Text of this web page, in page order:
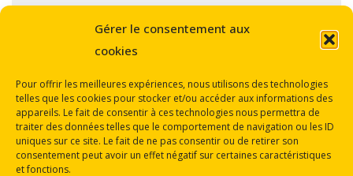
Gérer le consentement aux
cookies
Pour offrir les meilleures expériences, nous utilisons des technologies
telles que les cookies pour stocker et/ou accéder aux informations des
appareils. Le fait de consentir à ces technologies nous permettra de
traiter des données telles que le comportement de navigation ou les ID
uniques sur ce site. Le fait de ne pas consentir ou de retirer son
consentement peut avoir un effet négatif sur certaines caractéristiques
et fonctions.
for:
Back